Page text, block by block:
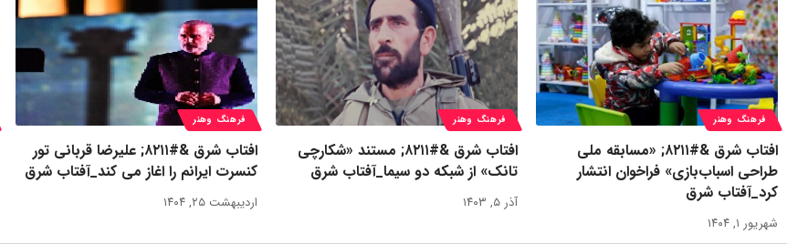
فرهنگ وهنر
افتاب شرق &#۸۲۱۱; «مسابقه ملی
طراحی اسباب‌بازی» فراخوان انتشار
کرد_آفتاب شرق
شهریور ۱, ۱۴۰۴
فرهنگ وهنر
افتاب شرق &#۸۲۱۱; مستند «شکارچی
تانک» از شبکه دو سیما_آفتاب شرق
آذر ۵, ۱۴۰۳
فرهنگ وهنر
افتاب شرق &#۸۲۱۱; علیرضا قربانی تور
کنسرت ایرانم را اغاز می کند_آفتاب شرق
اردیبهشت ۲۵, ۱۴۰۴